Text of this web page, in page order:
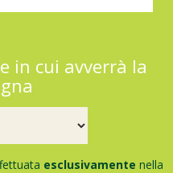
in cui avverrà la
esclusivamente nella